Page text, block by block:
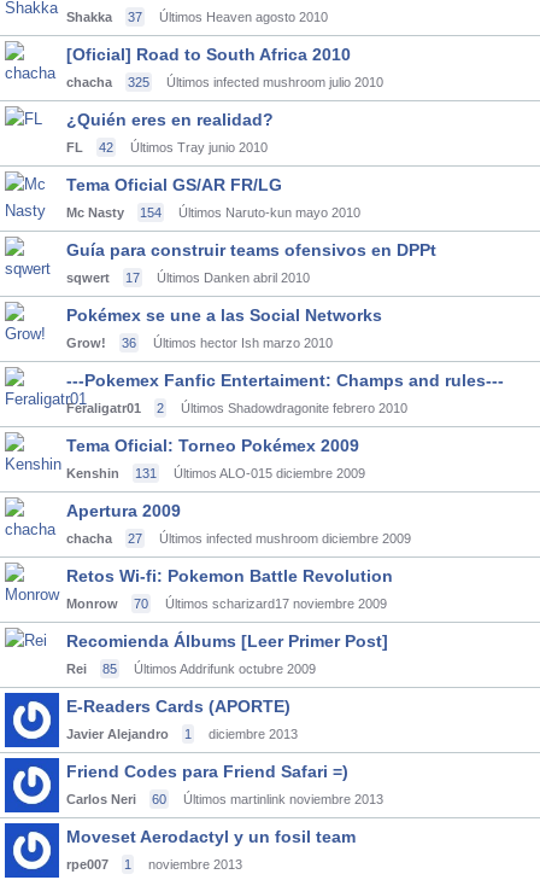
Shakka 37 Últimos Heaven agosto 2010
[Oficial] Road to South Africa 2010
chacha 325 Últimos infected mushroom julio 2010
¿Quién eres en realidad?
FL 42 Últimos Tray junio 2010
Tema Oficial GS/AR FR/LG
Mc Nasty 154 Últimos Naruto-kun mayo 2010
Guía para construir teams ofensivos en DPPt
sqwert 17 Últimos Danken abril 2010
Pokémex se une a las Social Networks
Grow! 36 Últimos hector Ish marzo 2010
---Pokemex Fanfic Entertaiment: Champs and rules---
Feraligatr01 2 Últimos Shadowdragonite febrero 2010
Tema Oficial: Torneo Pokémex 2009
Kenshin 131 Últimos ALO-015 diciembre 2009
Apertura 2009
chacha 27 Últimos infected mushroom diciembre 2009
Retos Wi-fi: Pokemon Battle Revolution
Monrow 70 Últimos scharizard17 noviembre 2009
Recomienda Álbums [Leer Primer Post]
Rei 85 Últimos Addrifunk octubre 2009
E-Readers Cards (APORTE)
Javier Alejandro 1 diciembre 2013
Friend Codes para Friend Safari =)
Carlos Neri 60 Últimos martinlink noviembre 2013
Moveset Aerodactyl y un fosil team
rpe007 1 noviembre 2013